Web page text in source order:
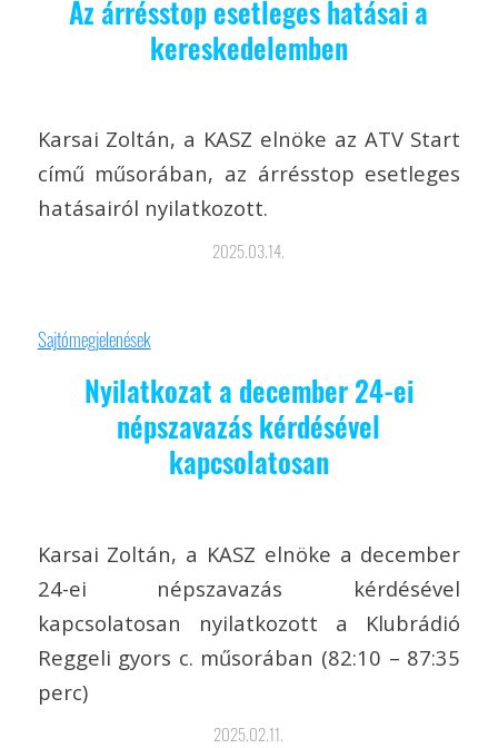
Az árrésstop esetleges hatásai a
kereskedelemben
Karsai Zoltán, a KASZ elnöke az ATV Start
című műsorában, az árrésstop esetleges
hatásairól nyilatkozott.
2025.03.14.
Sajtómegjelenések
Nyilatkozat a december 24-ei
népszavazás kérdésével
kapcsolatosan
Karsai Zoltán, a KASZ elnöke a december
24-ei népszavazás kérdésével
kapcsolatosan nyilatkozott a Klubrádió
Reggeli gyors c. műsorában (82:10 – 87:35
perc)
2025.02.11.